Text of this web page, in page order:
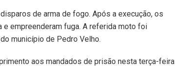
de arma de fogo. Após a execução, os
empreenderam fuga. A referida moto foi
município de Pedro Velho.
aos mandados de prisão nesta terça-feira